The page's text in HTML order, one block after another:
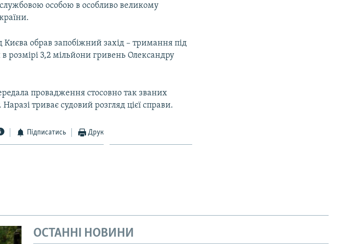
особою в особливо великому
обрав запобіжний захід – тримання під
розмірі 3,2 мільйони гривень Олександру
провадження стосовно так званих
триває судовий розгляд цієї справи.
Підписатись Друк
ОСТАННІ НОВИНИ